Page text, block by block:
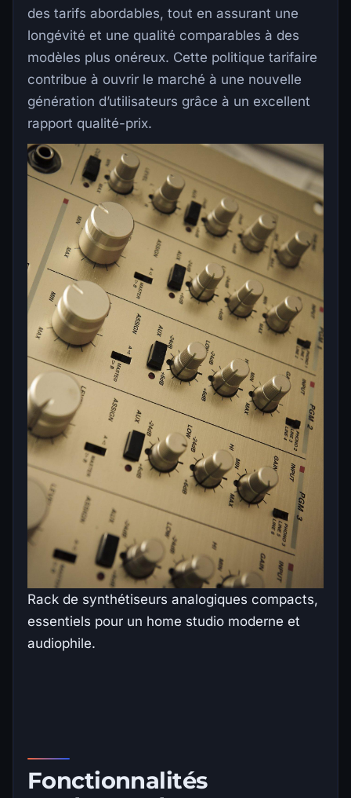
des tarifs abordables, tout en assurant une
longévité et une qualité comparables à des
modèles plus onéreux. Cette politique tarifaire
contribue à ouvrir le marché à une nouvelle
génération d’utilisateurs grâce à un excellent
rapport qualité-prix.
Rack de synthétiseurs analogiques compacts,
essentiels pour un home studio moderne et
audiophile.
Fonctionnalités